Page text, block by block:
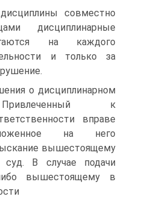
совместно
дисциплинарные
на каждого
и только за
о дисциплинарном
к
вправе
на него
вышестоящему
суд. В случае подачи
вышестоящему в